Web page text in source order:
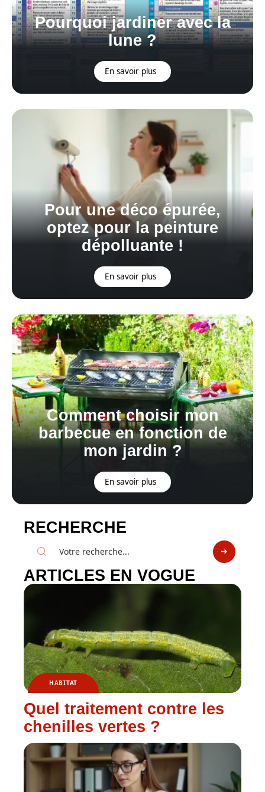
Pourquoi jardiner avec la
lune ?
En savoir plus
Pour une déco épurée,
optez pour la peinture
dépolluante !
En savoir plus
Comment choisir mon
barbecue en fonction de
mon jardin ?
En savoir plus
RECHERCHE
ARTICLES EN VOGUE
HABITAT
Quel traitement contre les
chenilles vertes ?